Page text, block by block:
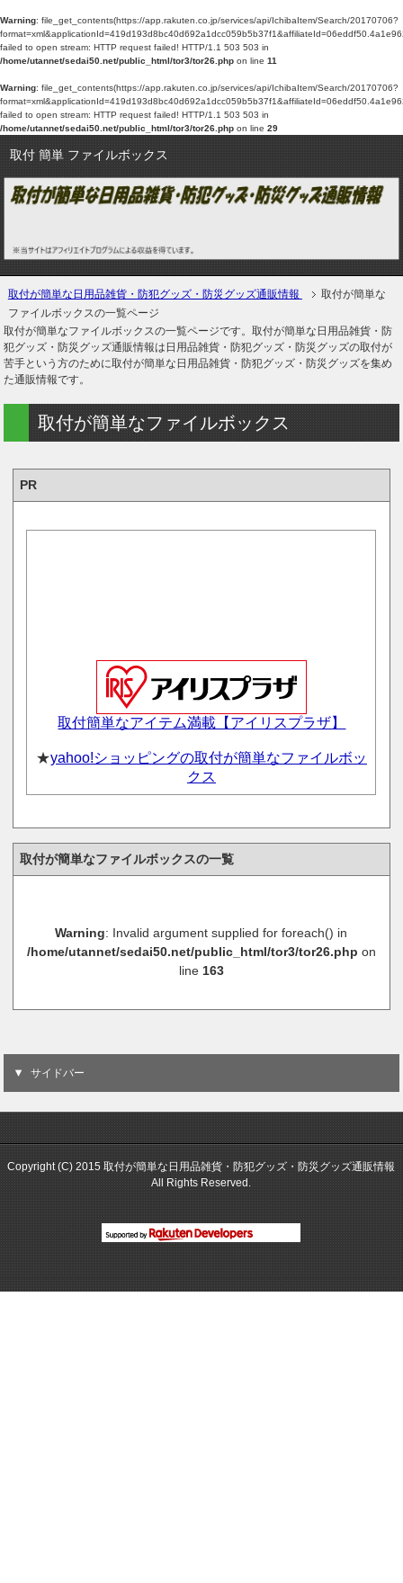
Warning: file_get_contents(https://app.rakuten.co.jp/services/api/IchibaItem/Search/20170706?
failed to open stream: HTTP request failed! HTTP/1.1 503 503 in
/home/utannet/sedai50.net/public_html/tor3/tor26.php on line 11
Warning: file_get_contents(https://app.rakuten.co.jp/services/api/IchibaItem/Search/20170706?
failed to open stream: HTTP request failed! HTTP/1.1 503 503 in
/home/utannet/sedai50.net/public_html/tor3/tor26.php on line 29
取付 簡単 ファイルボックス
取付が簡単な日用品雑貨・防犯グッズ・防災グッズ通販情報
取付が簡単な
ファイルボックスの一覧ページ
取付が簡単なファイルボックスの一覧ページです。取付が簡単な日用品雑貨・防
犯グッズ・防災グッズ通販情報は日用品雑貨・防犯グッズ・防災グッズの取付が
苦手という方のために取付が簡単な日用品雑貨・防犯グッズ・防災グッズを集め
た通販情報です。
取付が簡単なファイルボックス
PR
取付簡単なアイテム満載【アイリスプラザ】
★yahoo!ショッピングの取付が簡単なファイルボッ
クス
取付が簡単なファイルボックスの一覧
Warning: Invalid argument supplied for foreach() in
/home/utannet/sedai50.net/public_html/tor3/tor26.php on
line 163
サイドバー
Copyright (C) 2015 取付が簡単な日用品雑貨・防犯グッズ・防災グッズ通販情報
All Rights Reserved.